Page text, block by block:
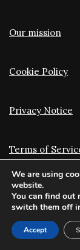
Our mission
Cookie Policy
Privacy Notice
Terms of
Stay
Facebook
We are using
website.
You can find out
switch them off
Accept